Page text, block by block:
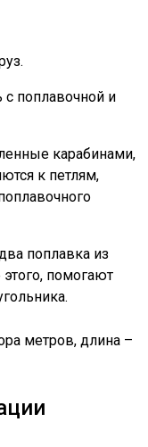
с поплавочной и
карабинами,
к петлям,
поплавка из
помогают
метров, длина –